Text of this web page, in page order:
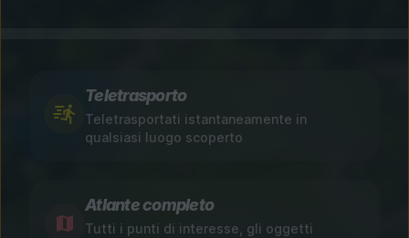
Teletrasporto
Teletrasportati istantaneamente in
qualsiasi luogo scoperto
Atlante completo
Tutti i punti di interesse, gli oggetti